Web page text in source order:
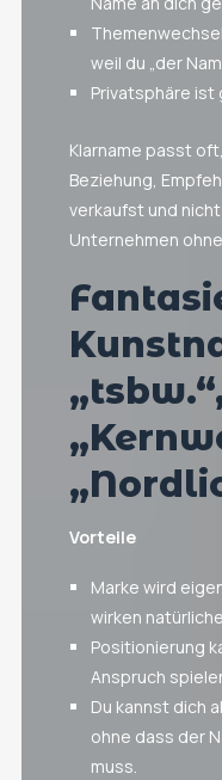
weil du „der
Privatsphäre ist
Klarname passt
Beziehung,
verkaufst und
Unternehmen
Vorteile
Marke wird
wirken
Positionierung
Anspruch
Du kannst dich
ohne dass der
muss.